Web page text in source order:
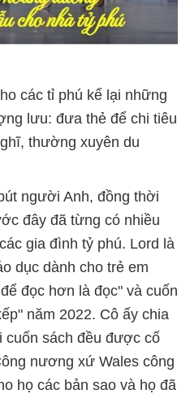
các tỉ phú kể lại những
lưu: đưa thẻ để chi tiêu
thường xuyên du
người Anh, đồng thời
đây đã từng có nhiều
gia đình tỷ phú. Lord là
dục dành cho trẻ em
đọc hơn là đọc" và cuốn
năm 2022. Cô ấy chia
cuốn sách đều được cố
nương xứ Wales công
họ các bản sao và họ đã